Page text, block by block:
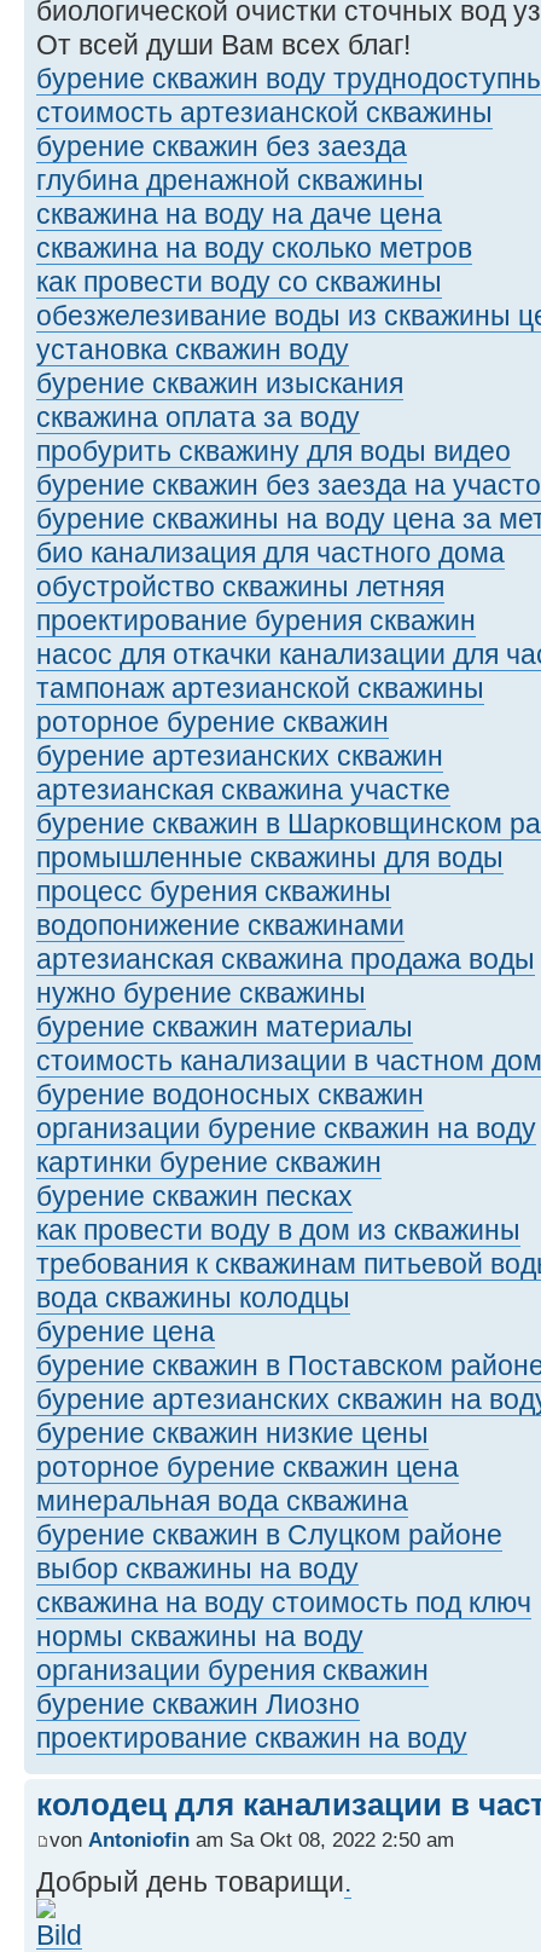
биологической очистки сточных вод
От всей души Вам всех благ!
бурение скважин воду
стоимость артезианской скважины
бурение скважин без заезда
глубина дренажной скважины
скважина на воду на даче цена
скважина на воду сколько метров
как провести воду со скважины
обезжелезивание воды из скважины
установка скважин воду
бурение скважин изыскания
скважина оплата за воду
пробурить скважину для воды видео
бурение скважин без заезда на
бурение скважины на воду цена за
био канализация для частного дома
обустройство скважины летняя
проектирование бурения скважин
насос для откачки канализации для
тампонаж артезианской скважины
роторное бурение скважин
бурение артезианских скважин
артезианская скважина участке
бурение скважин в Шарковщинском
промышленные скважины для воды
процесс бурения скважины
водопонижение скважинами
артезианская скважина продажа воды
нужно бурение скважины
бурение скважин материалы
стоимость канализации в частном
бурение водоносных скважин
организации бурение скважин на воду
картинки бурение скважин
бурение скважин песках
как провести воду в дом из скважины
требования к скважинам питьевой
вода скважины колодцы
бурение цена
бурение скважин в Поставском
бурение артезианских скважин на
бурение скважин низкие цены
роторное бурение скважин цена
минеральная вода скважина
бурение скважин в Слуцком районе
выбор скважины на воду
скважина на воду стоимость под ключ
нормы скважины на воду
организации бурения скважин
бурение скважин Лиозно
проектирование скважин на воду
колодец для канализации в
von Antoniofin am Sa Okt 08, 2022 2:50 am
Добрый день товарищи.